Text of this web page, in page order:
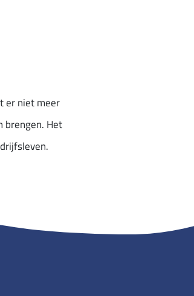
er niet meer
brengen. Het